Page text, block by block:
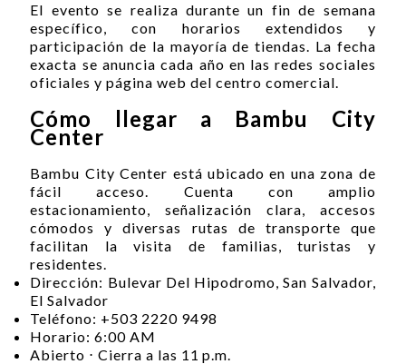
El evento se realiza durante un fin de semana
específico, con horarios extendidos y
participación de la mayoría de tiendas. La fecha
exacta se anuncia cada año en las redes sociales
oficiales y página web del centro comercial.
Cómo llegar a Bambu City
Center
Bambu City Center está ubicado en una zona de
fácil acceso. Cuenta con amplio
estacionamiento, señalización clara, accesos
cómodos y diversas rutas de transporte que
facilitan la visita de familias, turistas y
residentes.
Dirección: Bulevar Del Hipodromo, San Salvador,
El Salvador
Teléfono: +503 2220 9498
Horario: 6:00 AM
Abierto ⋅ Cierra a las 11 p.m.